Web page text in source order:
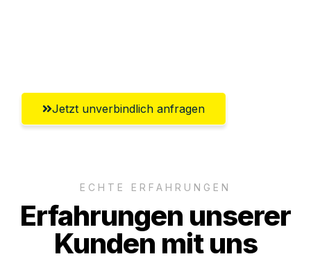
Jetzt unverbindlich anfragen
ECHTE ERFAHRUNGEN
Erfahrungen unserer
Kunden mit uns